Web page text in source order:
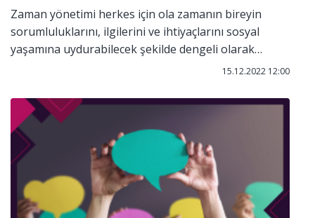
Zaman yönetimi herkes için ola zamanın bireyin
sorumluluklarını, ilgilerini ve ihtiyaçlarını sosyal
yaşamına uydurabilecek şekilde dengeli olarak
dağıtabilmesidir. Zaman yönetimi görev ve
Zaman yönetimi 5 ayrı alana ayrılmaktadır. Bunlar,
Gerçek Zaman , Psikolojik zaman, biyolojik zaman ve
yönetsel zaman olarak değerlendirilmektedir.
15.12.2022 12:00